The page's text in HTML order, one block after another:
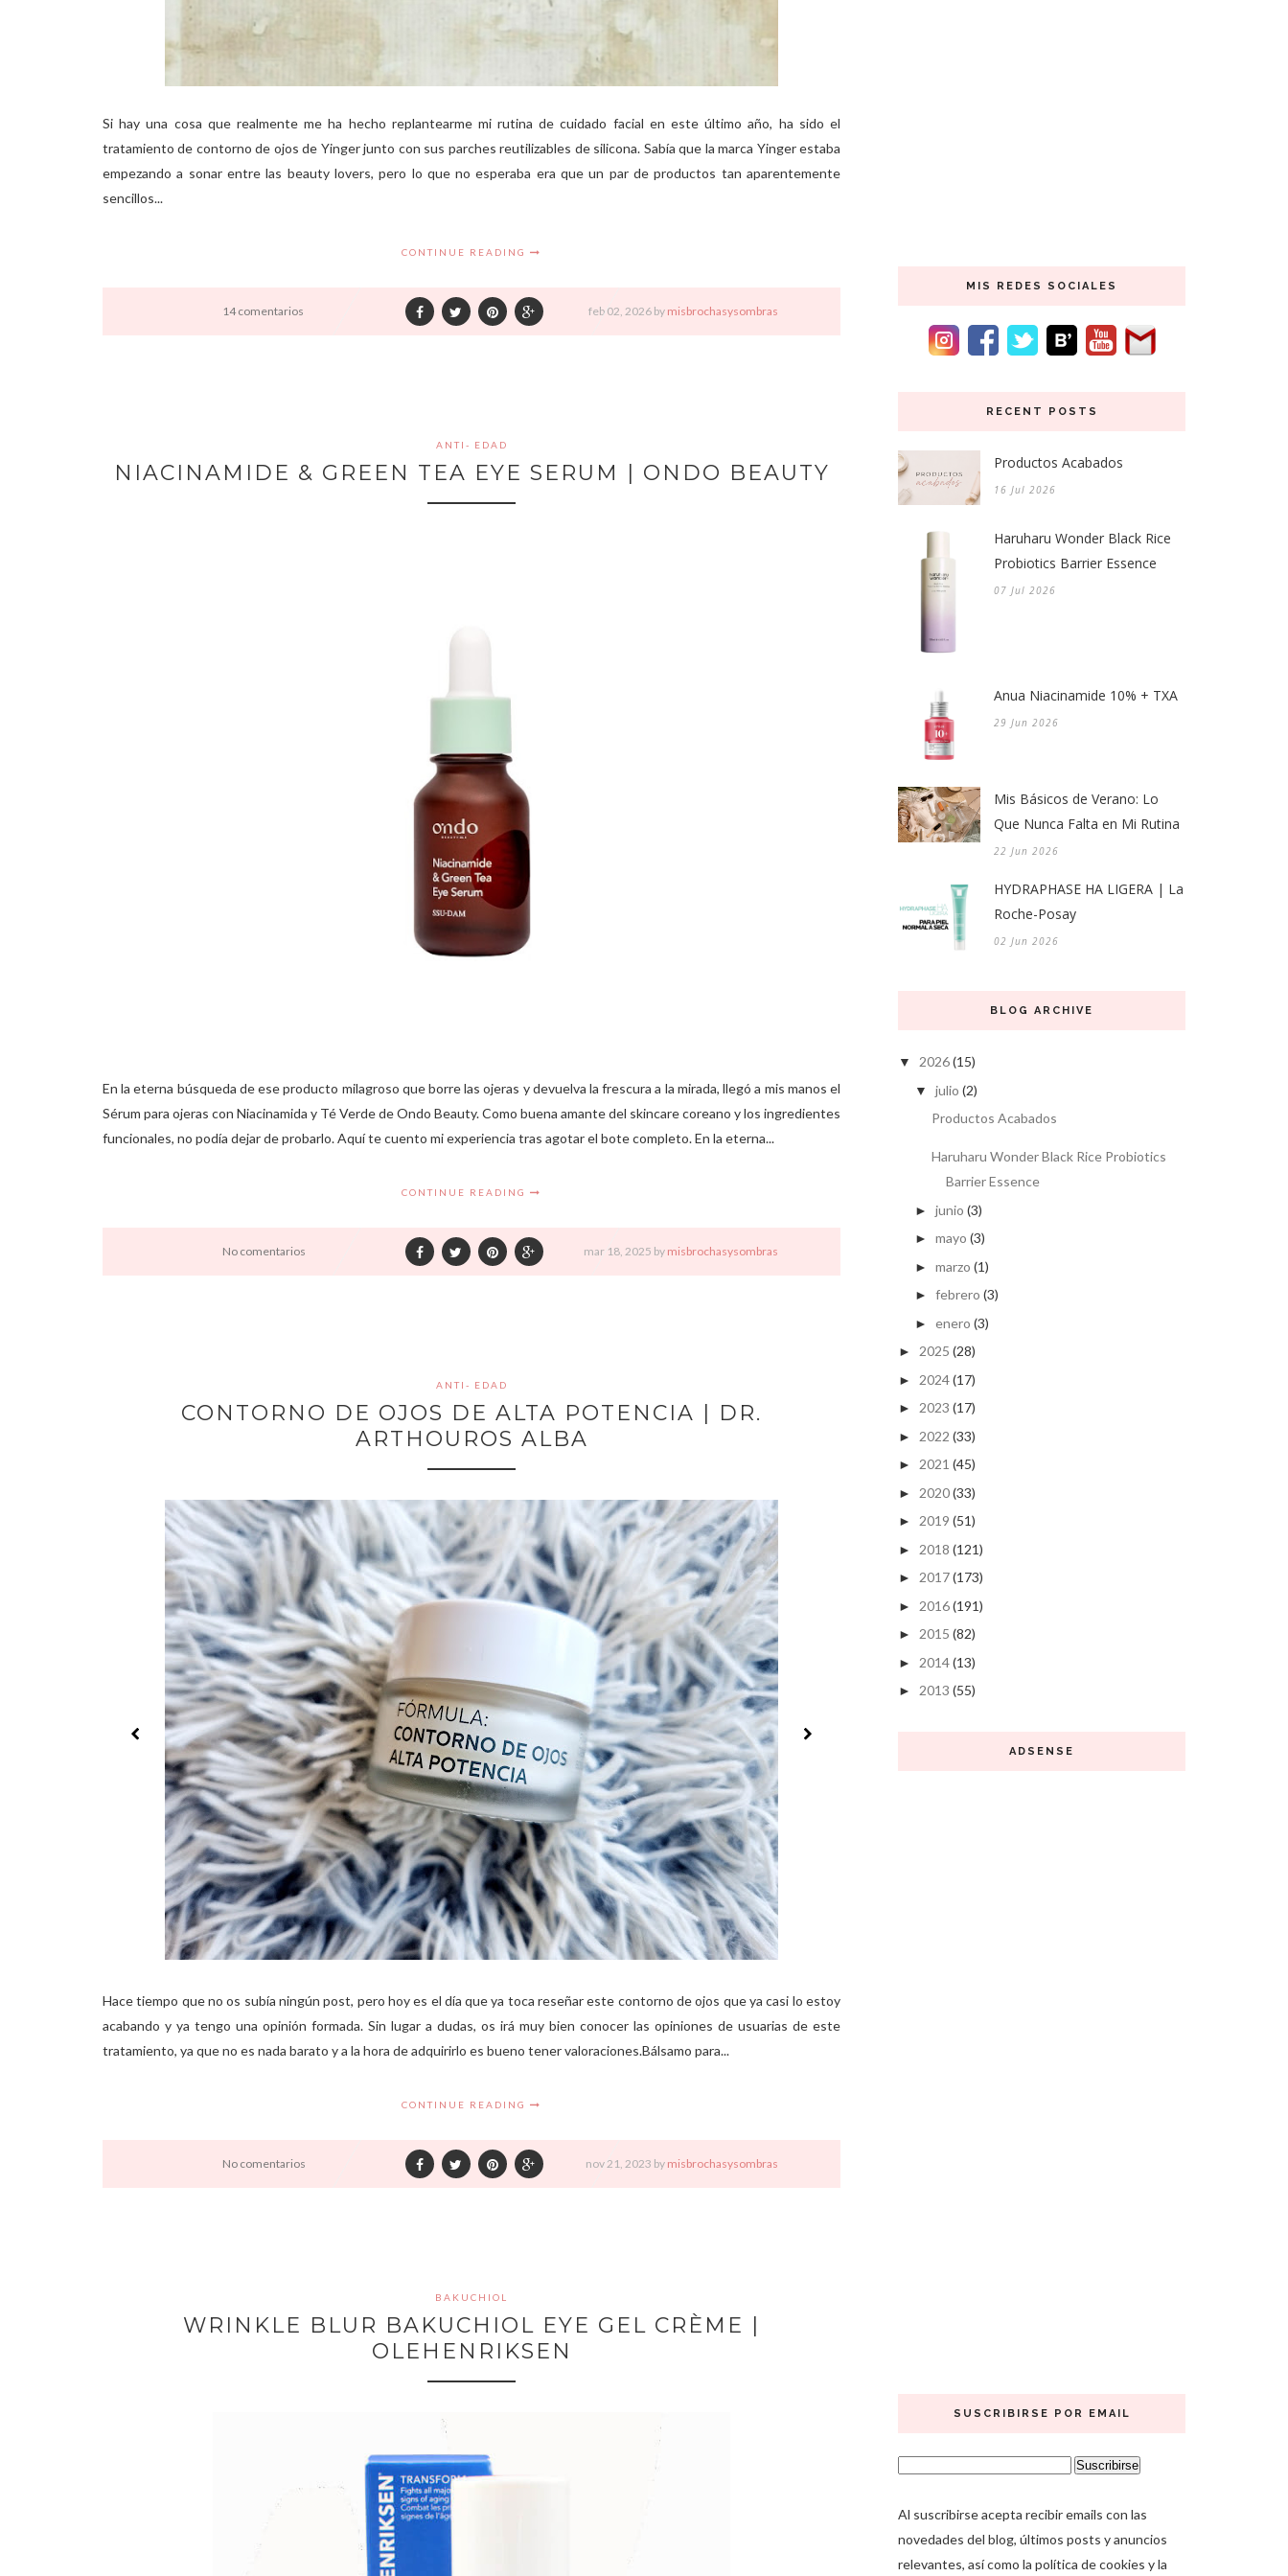
Si hay una cosa que realmente me ha hecho replantearme mi rutina de cuidado facial en este último año, ha sido el
tratamiento de contorno de ojos de Yinger junto con sus parches reutilizables de silicona. Sabía que la marca Yinger estaba
empezando a sonar entre las beauty lovers, pero lo que no esperaba era que un par de productos tan aparentemente
sencillos...
CONTINUE READING
14 comentarios feb 02, 2026 by misbrochasysombras
ANTI- EDAD
NIACINAMIDE & GREEN TEA EYE SERUM | ONDO BEAUTY
En la eterna búsqueda de ese producto milagroso que borre las ojeras y devuelva la frescura a la mirada, llegó a mis manos el
Sérum para ojeras con Niacinamida y Té Verde de Ondo Beauty. Como buena amante del skincare coreano y los ingredientes
funcionales, no podía dejar de probarlo. Aquí te cuento mi experiencia tras agotar el bote completo. En la eterna...
CONTINUE READING
No comentarios mar 18, 2025 by misbrochasysombras
ANTI- EDAD
CONTORNO DE OJOS DE ALTA POTENCIA | DR.
ARTHOUROS ALBA
Hace tiempo que no os subía ningún post, pero hoy es el día que ya toca reseñar este contorno de ojos que ya casi lo estoy
acabando y ya tengo una opinión formada. Sin lugar a dudas, os irá muy bien conocer las opiniones de usuarias de este
tratamiento, ya que no es nada barato y a la hora de adquirirlo es bueno tener valoraciones.Bálsamo para...
CONTINUE READING
No comentarios nov21, 2023 by misbrochasysombras
BAKUCHIOL
WRINKLE BLUR BAKUCHIOL EYE GEL CRÈME |
OLEHENRIKSEN
MIS REDES SOCIALES
RECENT POSTS
Productos Acabados
16 Jul 2026
Haruharu Wonder Black Rice
Probiotics Barrier Essence
07 Jul 2026
Anua Niacinamide 10% + TXA
29 Jun 2026
Mis Básicos de Verano: Lo
Que Nunca Falta en Mi Rutina
22 Jun 2026
HYDRAPHASE HA LIGERA | La
Roche-Posay
02 Jun 2026
BLOG ARCHIVE
▼ 2026(15)
▼ julio (2)
Productos Acabados
Haruharu Wonder Black Rice Probiotics
Barrier Essence
► junio (3)
► mayo (3)
► marzo (1)
► febrero (3)
► enero (3)
► 2025 (28)
► 2024(17)
► 2023 (17)
► 2022 (33)
► 2021 (45)
► 2020(33)
► 2019 (51)
► 2018 (121)
► 2017(173)
► 2016(191)
► 2015 (82)
► 2014(13)
► 2013 (55)
ADSENSE
SUSCRIBIRSE POR EMAIL
Al suscribirse acepta recibir emails con las
novedades del blog, últimos posts y anuncios
relevantes, así como la política de cookies y la